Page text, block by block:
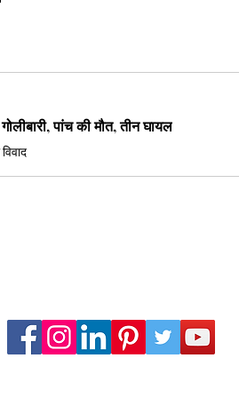
पांच की मौत, तीन घायल